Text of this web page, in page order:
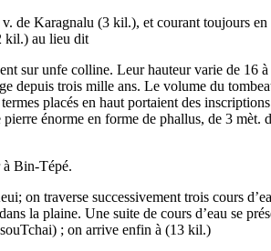
Karagnalu (3 kil.), et courant toujours
kil.) au lieu dit
sur unfe colline. Leur hauteur varie de 16
depuis trois mille ans. Le volume du
placés en haut portaient des
énorme en forme de phallus, de 3 mèt.
à Bin-Tépé.
on traverse successivement trois
dans la plaine. Une suite de cours d’eau
; on arrive enfin à (13 kil.)